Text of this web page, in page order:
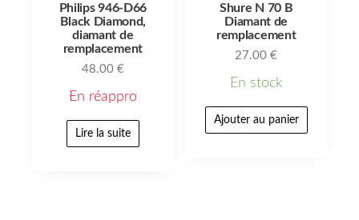
Philips 946-D66
Black Diamond,
diamant de
remplacement
48.00 €
En réappro
Lire la suite
Shure N 70 B
Diamant de
remplacement
27.00€
En stock
Ajouter au panier